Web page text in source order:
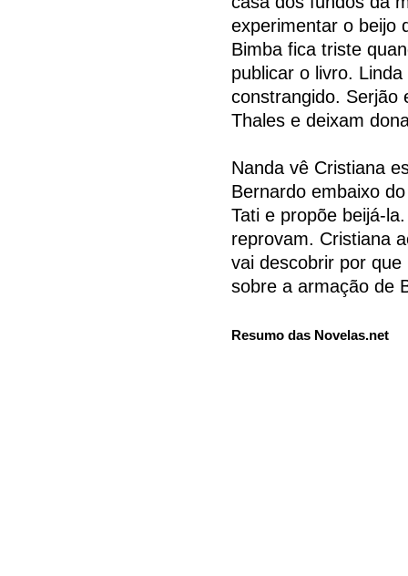
experimentar o beijo
Bimba fica triste
publicar o livro.
constrangido. Serjão
Thales e deixam
Nanda vê Cristiana
Bernardo embaixo
Tati e propõe beijá-
reprovam. Cristiana
vai descobrir por
sobre a armação de
Resumo das Novelas.net